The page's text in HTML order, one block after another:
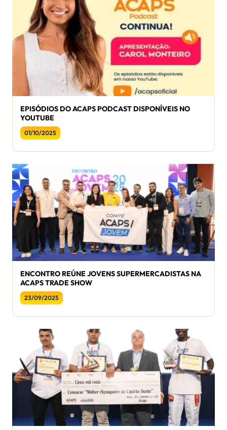
EPISÓDIOS DO ACAPS PODCAST DISPONÍVEIS NO
YOUTUBE
01/10/2025
ENCONTRO REÚNE JOVENS SUPERMERCADISTAS NA
ACAPS TRADE SHOW
23/09/2025